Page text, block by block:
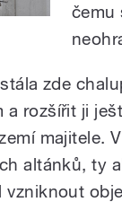
čemu
zde
a rozšířit ji
majitele.
altánků, ty